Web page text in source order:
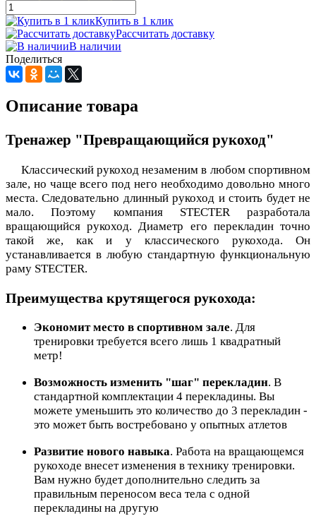
Купить в 1 клик
Рассчитать доставку
В наличии
Поделиться
Описание товара
Тренажер "Превращающийся рукоход"
Классический рукоход незаменим в любом спортивном
зале, но чаще всего под него необходимо довольно много
места. Следовательно длинный рукоход и стоить будет не
мало. Поэтому компания STECTER разработала
вращающийся рукоход.
Диаметр его перекладин точно
такой же, как и у классического рукохода. Он
устанавливается в любую стандартную функциональную
раму STECTER.
Преимущества крутящегося рукохода:
Экономит место в спортивном зале. Для
тренировки требуется всего лишь 1 квадратный
метр!
Возможность изменить "шаг" перекладин. В
стандартной комплектации 4 перекладины. Вы
можете уменьшить это количество до 3 перекладин -
это может быть востребовано у опытных атлетов
Развитие нового навыка. Работа на вращающемся
рукоходе внесет изменения в технику тренировки.
Вам нужно будет дополнительно следить за
правильным переносом веса тела с одной
перекладины на другую